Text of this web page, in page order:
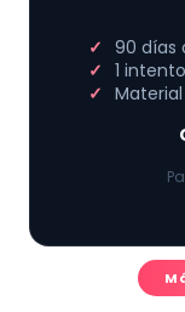
90 días
1